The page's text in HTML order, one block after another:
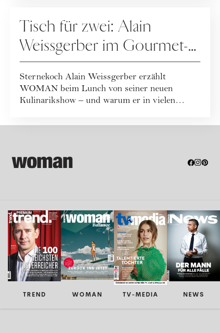
Tisch für zwei: Alain
Weissgerber im Gourmet-
Talk
Sternekoch Alain Weissgerber erzählt
WOMAN beim Lunch von seiner neuen
Kulinarikshow – und warum er in vielen
TREND WOMAN TV-MEDIA NEWS